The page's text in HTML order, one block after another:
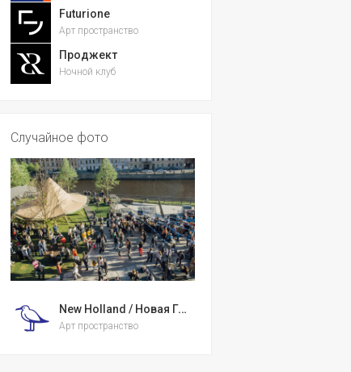
Futurione
Арт пространство
Проджект
Ночной клуб
Случайное фото
New Holland / Новая Голландия
Арт пространство